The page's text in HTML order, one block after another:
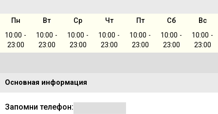
Пн Вт Ср Чт Пт Сб
Вс
10:00 -
23:00
10:00 -
23:00
10:00 -
23:00
10:00 -
23:00
10:00 -
23:00
10:00 -
23:00
10:00 -
23:00
Основная информация
Запомни телефон: